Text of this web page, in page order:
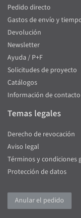
Pedido directo
Gastos de envío y
Devolución
Newsletter
Ayuda / P+F
Solicitudes de proyecto
Catálogos
Información de contacto
Temas legales
Derecho de revocación
Aviso legal
Términos y condiciones
Protección de datos
Anular el pedido